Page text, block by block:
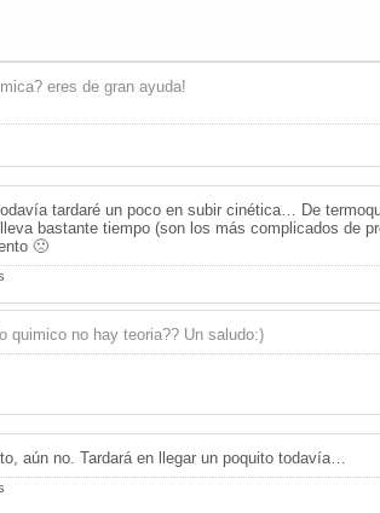
eres de gran ayuda!
tardaré un poco en subir cinética… De
bastante tiempo (son los más complicados de
🙁
quimico no hay teoria?? Un saludo:)
aún no. Tardará en llegar un poquito todavía…